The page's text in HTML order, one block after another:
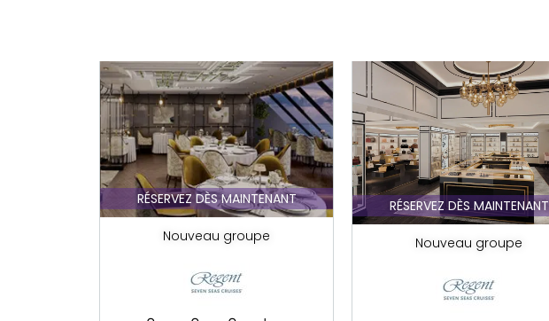
RÉSERVEZ DÈS MAINTENANT
Nouveau groupe
RÉSERVEZ DÈS MAINTENANT
Nouveau groupe